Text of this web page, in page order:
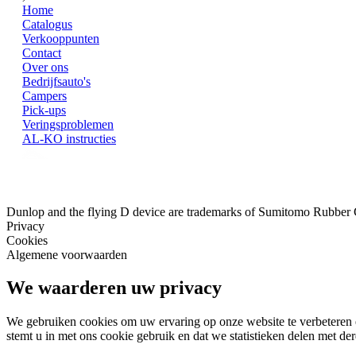
Home
Catalogus
Verkooppunten
Contact
Over ons
Bedrijfsauto's
Campers
Pick-ups
Veringsproblemen
AL-KO instructies
Dunlop and the flying D device are trademarks of Sumitomo
Privacy
Cookies
Algemene voorwaarden
We waarderen uw privacy
We gebruiken cookies om uw ervaring op onze website te
stemt u in met ons cookie gebruik en dat we statistieken delen met